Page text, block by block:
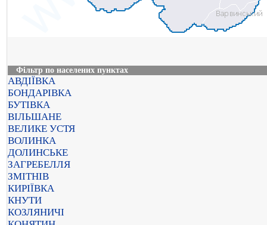
Фільтр по населених пунктах
АВДІЇВКА
БОНДАРІВКА
БУТІВКА
ВІЛЬШАНЕ
ВЕЛИКЕ УСТЯ
ВОЛИНКА
ДОЛИНСЬКЕ
ЗАГРЕБЕЛЛЯ
ЗМІТНІВ
КИРІЇВКА
КНУТИ
КОЗЛЯНИЧІ